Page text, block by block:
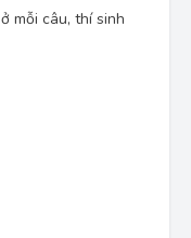
ở mỗi câu, thí sinh